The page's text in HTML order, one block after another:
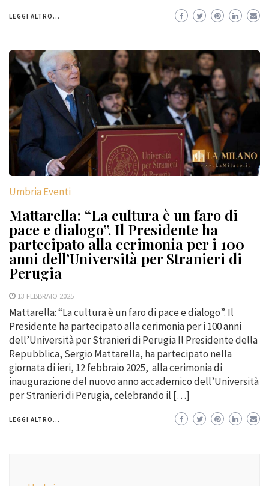
LEGGI ALTRO...
Umbria Eventi
Mattarella: “La cultura è un faro di
pace e dialogo”. Il Presidente ha
partecipato alla cerimonia per i 100
anni dell’Università per Stranieri di
Perugia
13 FEBBRAIO 2025
Mattarella: “La cultura è un faro di pace e dialogo”. Il
Presidente ha partecipato alla cerimonia per i 100 anni
dell’Università per Stranieri di Perugia Il Presidente della
Repubblica, Sergio Mattarella, ha partecipato nella
giornata di ieri, 12 febbraio 2025, alla cerimonia di
inaugurazione del nuovo anno accademico dell’Università
per Stranieri di Perugia, celebrando il […]
LEGGI ALTRO...